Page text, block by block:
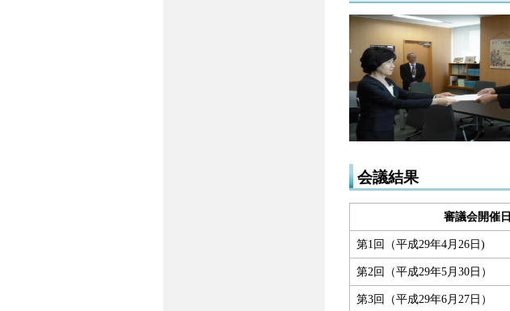
会議結果
審議会開催日
第1回（平成29年4月26日)
第2回（平成29年5月30日）
第3回（平成29年6月27日）